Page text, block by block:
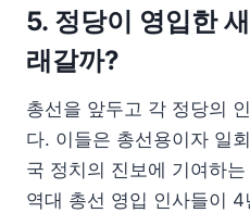
5. 정당이 영입한
래갈까?
총선을 앞두고 각 정당의
다. 이들은 총선용이자 일
국 정치의 진보에 기여하
역대 총선 영입 인사들이